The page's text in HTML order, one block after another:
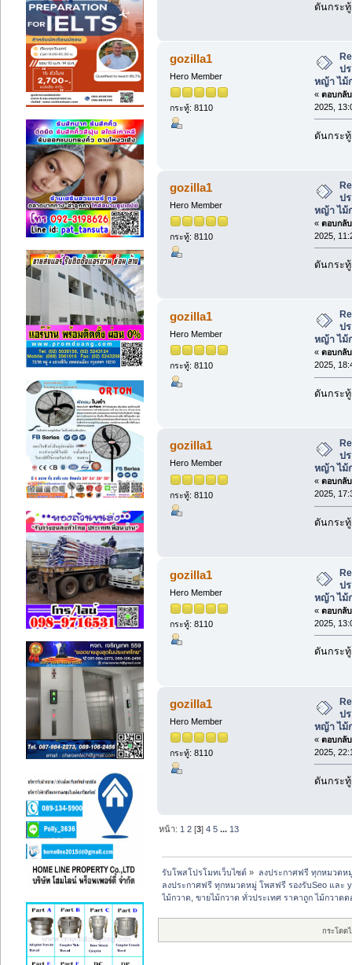
ดันกระ
gozilla1
Hero Member
กระทู้: 8110
ป
หญ้า ไม้
« ตอบกลั
2025,
ดันกระ
gozilla1
Hero Member
กระทู้: 8110
ป
หญ้า ไม้
« ตอบกลั
2025,
ดันกระ
gozilla1
Hero Member
กระทู้: 8110
ป
หญ้า ไม้
« ตอบกลั
2025,
ดันกระ
gozilla1
Hero Member
กระทู้: 8110
ป
หญ้า ไม้
« ตอบกลั
2025,
ดันกระ
gozilla1
Hero Member
กระทู้: 8110
ป
หญ้า ไม้
« ตอบกลั
2025,
ดันกระ
gozilla1
Hero Member
กระทู้: 8110
ป
หญ้า ไม้
« ตอบกลั
2025,
ดันกระ
หน้า: 1 2 [3]4 5 ... 13
รับโพสโปรโมทเว็บไซต์ » ลงประกาศฟรี ทุกหมวดห
ลงประกาศฟรี ทุกหมวดหมู่ โพสฟรี รองรับSeo และ
ไม้กวาด, ขายไม้กวาด ทั่วประเทศ ราคาถูก ไม้กวาด
กระโดด